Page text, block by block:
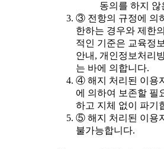
동의를 하지 않
③ 전항의 규정에 의
한하는 경우와 제한
적인 기준은 교육정
안내, 개인정보처리
는 바에 의합니다.
④ 해지 처리된 이용
에 의하여 보존할 필
하고 지체 없이 파기
⑤ 해지 처리된 이용
불가능합니다.